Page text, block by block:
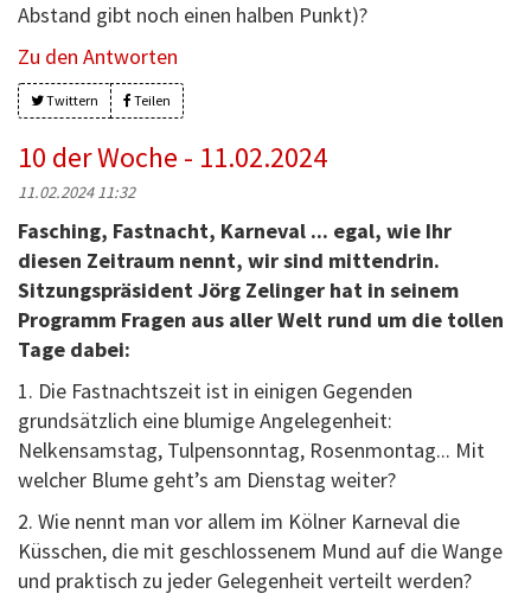
Abstand gibt noch einen halben Punkt)?
Zu den Antworten
Twittern Teilen
10 der Woche - 11.02.2024
11.02.2024 11:32
Fasching, Fastnacht, Karneval ... egal, wie Ihr
diesen Zeitraum nennt, wir sind mittendrin.
Sitzungspräsident Jörg Zelinger hat in seinem
Programm Fragen aus aller Welt rund um die tollen
Tage dabei:
1. Die Fastnachtszeit ist in einigen Gegenden
grundsätzlich eine blumige Angelegenheit:
Nelkensamstag, Tulpensonntag, Rosenmontag... Mit
welcher Blume geht’s am Dienstag weiter?
2. Wie nennt man vor allem im Kölner Karneval die
Küsschen, die mit geschlossenem Mund auf die Wange
und praktisch zu jeder Gelegenheit verteilt werden?